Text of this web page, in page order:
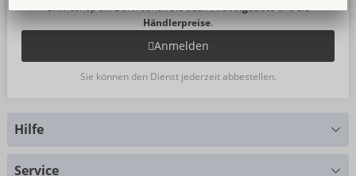
Onlineshop an. Dann sehen Sie auch IhreAngeboteund die
Händlerpreise.
Anmelden
Sie können den Dienst jederzeit abbestellen.
Hilfe
Service